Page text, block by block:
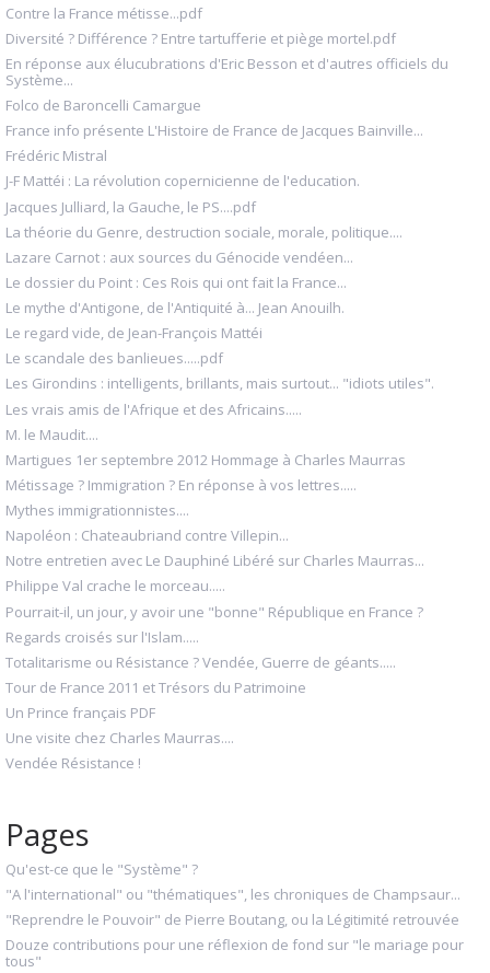
Contre la France métisse...pdf
Diversité ? Différence ? Entre tartufferie et piège mortel.pdf
En réponse aux élucubrations d'Eric Besson et d'autres officiels du
Système...
Folco de Baroncelli Camargue
France info présente L'Histoire de France de Jacques Bainville...
Frédéric Mistral
J-F Mattéi : La révolution copernicienne de l'education.
Jacques Julliard, la Gauche, le PS....pdf
La théorie du Genre, destruction sociale, morale, politique....
Lazare Carnot : aux sources du Génocide vendéen...
Le dossier du Point : Ces Rois qui ont fait la France...
Le mythe d'Antigone, de l'Antiquité à... Jean Anouilh.
Le regard vide, de Jean-François Mattéi
Le scandale des banlieues.....pdf
Les Girondins : intelligents, brillants, mais surtout... "idiots utiles".
Les vrais amis de l'Afrique et des Africains.....
M. le Maudit....
Martigues 1er septembre 2012 Hommage à Charles Maurras
Métissage ? Immigration ? En réponse à vos lettres.....
Mythes immigrationnistes....
Napoléon : Chateaubriand contre Villepin...
Notre entretien avec Le Dauphiné Libéré sur Charles Maurras...
Philippe Val crache le morceau.....
Pourrait-il, un jour, y avoir une "bonne" République en France ?
Regards croisés sur l'Islam.....
Totalitarisme ou Résistance ? Vendée, Guerre de géants.....
Tour de France 2011 et Trésors du Patrimoine
Un Prince français PDF
Une visite chez Charles Maurras....
Vendée Résistance !
Pages
Qu'est-ce que le "Système" ?
"A l'international" ou "thématiques", les chroniques de Champsaur...
"Reprendre le Pouvoir" de Pierre Boutang, ou la Légitimité retrouvée
Douze contributions pour une réflexion de fond sur "le mariage pour
tous"